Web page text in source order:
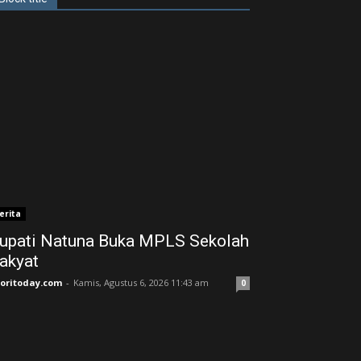
Natuna Buka MPLS Sekolah
- Kamis, Agustus 6, 2026 11:43 am 0